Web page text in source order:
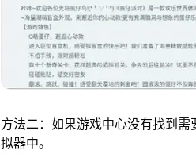
方法二：如果游戏中心没有找到
拟器中。